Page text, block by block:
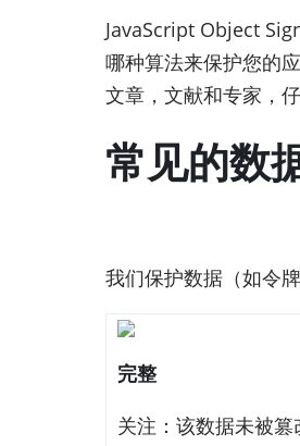
JavaScript Object
哪种算法来保护您的
文章，文献和专家，
常见的数
我们保护数据（如令
完整
关注：该数据未被篡